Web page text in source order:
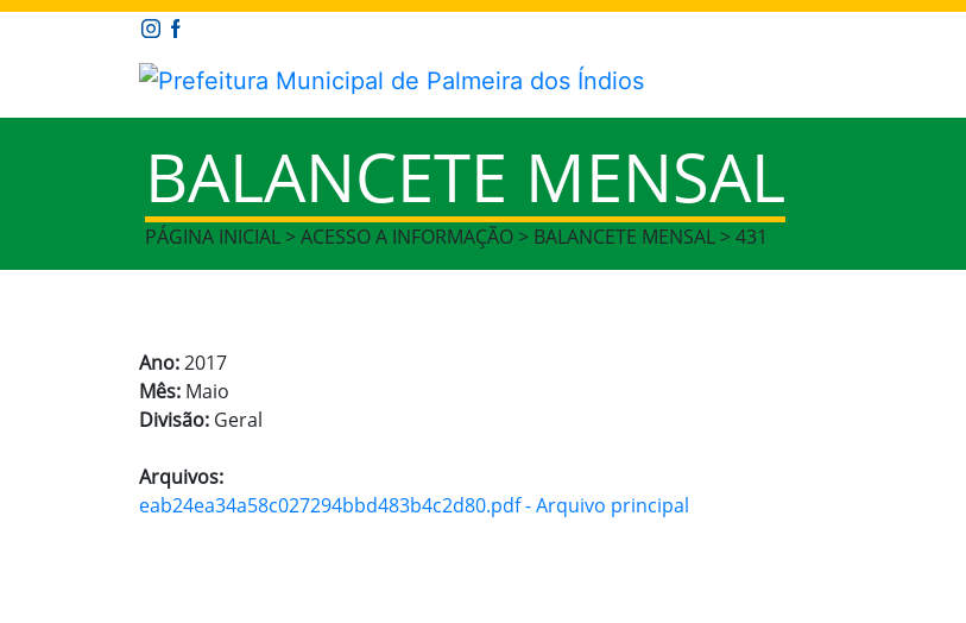
BALANCETE MENSAL
PÁGINA INICIAL > ACESSO A INFORMAÇÃO > BALANCETE MENSAL > 431
Ano:2017
Mês: Maio
Divisão: Geral
Arquivos:
eab24ea34a58c027294bbd483b4c2d80.pdf - Arquivo principal